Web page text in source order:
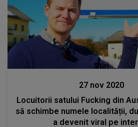
Stiri
27 nov 2020
Locuitorii satului Fucking din
să schimbe numele localității,
a devenit viral pe